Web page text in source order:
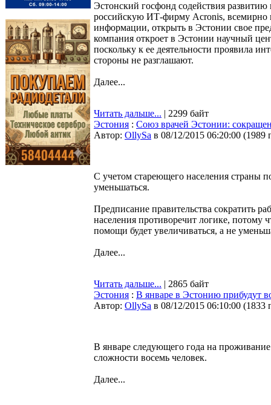
Эстонский госфонд содействия
российскую ИТ-фирму Acronis, всемирно
информации, открыть в Эстонии свое
компания откроет в Эстонии научный
поскольку к ее деятельности проявила
стороны не разглашают.
Далее...
Читать дальше... | 2299 байт
Эстония : Союз врачей Эстонии:
Автор: OllySa в 08/12/2015 06:20:00 (1989
С учетом стареющего населения страны
уменьшаться.
Предписание правительства сократить
населения противоречит логике, потому
помощи будет увеличиваться, а не
Далее...
Читать дальше... | 2865 байт
Эстония : В январе в Эстонию прибудут
Автор: OllySa в 08/12/2015 06:10:00 (1833
В январе следующего года на
сложности восемь человек.
Далее...